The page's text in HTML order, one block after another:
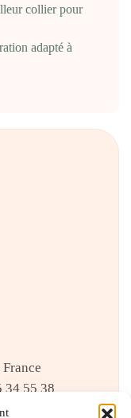
collier pour
adapté à
34 55 38